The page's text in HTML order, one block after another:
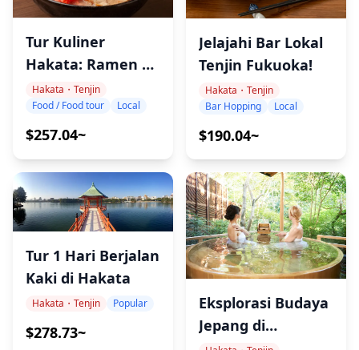
Tur Kuliner
Hakata: Ramen &
Jajanan Lokal
Hakata・Tenjin
Food / Food tour
Local
$257.04~
Jelajahi Bar Lokal
Tenjin Fukuoka!
Hakata・Tenjin
Bar Hopping
Local
$190.04~
Tur 1 Hari Berjalan
Kaki di Hakata
Hakata・Tenjin Popular
$278.73~
Eksplorasi Budaya
Jepang di